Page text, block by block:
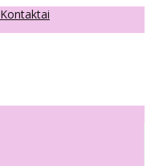
Kontaktai